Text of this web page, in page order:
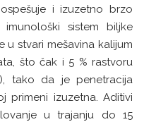
i izuzetno brzo
sistem biljke
u stvari mešavina kalijum
što čak i 5 % rastvoru
tako da je penetracija
primeni izuzetna. Aditivi
u trajanju do 15